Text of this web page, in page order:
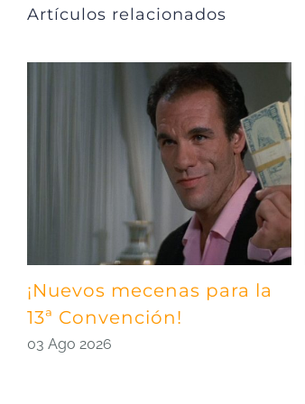
Artículos relacionados
¡Nuevos mecenas para la
13ª Convención!
03 Ago 2026